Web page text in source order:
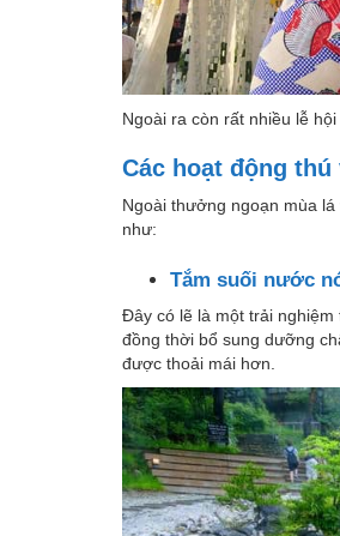
Ngoài ra còn rất nhiều lễ
Các hoạt động
Ngoài thưởng ngoạn mùa
như:
Tắm suối nước
Đây có lẽ là một trải
đồng thời bổ sung dưỡng
được thoải mái hơn.